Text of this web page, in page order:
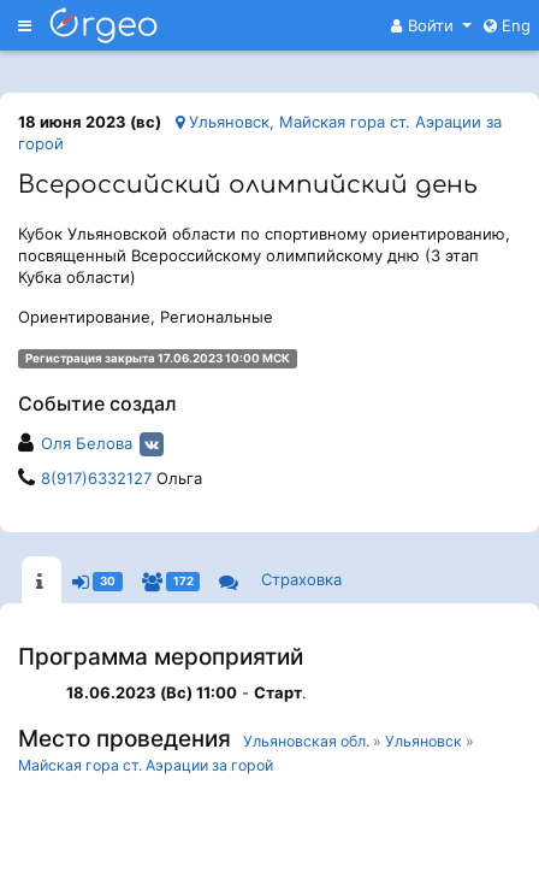
Меню Войти Eng
18 июня 2023 (вс)
Ульяновск, Майская гора ст. Аэрации за
горой
Всероссийский олимпийский день
Кубок Ульяновской области по спортивному ориентированию,
посвященный Всероссийскому олимпийскому дню (3 этап
Кубка области)
Ориентирование, Региональные
Регистрация закрыта 17.06.2023 10:00 МСК
Событие создал
Оля Белова
8(917)6332127 Ольга
30 172 Страховка
Программа мероприятий
18.06.2023 (Вс) 11:00 - Старт.
Место проведения Ульяновская обл. » Ульяновск »
Майская гора ст. Аэрации за горой